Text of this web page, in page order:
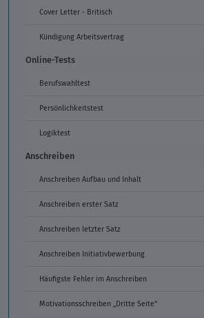
Cover Letter - Britisch
Kündigung Arbeitsvertrag
Online-Tests
Berufswahltest
Persönlichkeitstest
Logiktest
Anschreiben
Anschreiben Aufbau und Inhalt
Anschreiben erster Satz
Anschreiben letzter Satz
Anschreiben Initiativbewerbung
Häufigste Fehler im Anschreiben
Motivationsschreiben „Dritte Seite“